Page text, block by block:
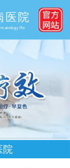
医院
Ho
院